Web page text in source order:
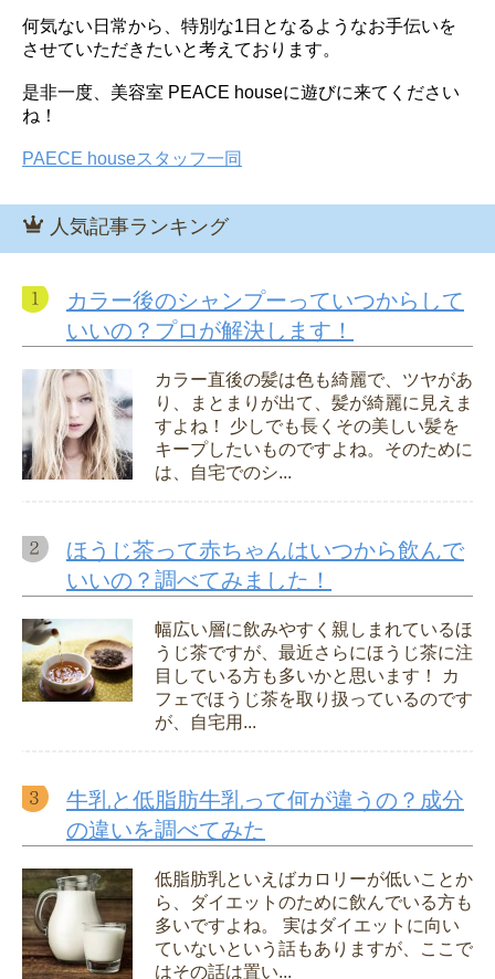
何気ない日常から、特別な1日となるようなお手伝いを
させていただきたいと考えております。
是非一度、美容室 PEACE houseに遊びに来てください
ね！
PAECE houseスタッフ一同
人気記事ランキング
カラー後のシャンプーっていつからして
いいの？プロが解決します！
カラー直後の髪は色も綺麗で、ツヤがあ
り、まとまりが出て、髪が綺麗に見えま
すよね！ 少しでも長くその美しい髪を
キープしたいものですよね。そのために
は、自宅でのシ...
ほうじ茶って赤ちゃんはいつから飲んで
いいの？調べてみました！
幅広い層に飲みやすく親しまれているほ
うじ茶ですが、最近さらにほうじ茶に注
目している方も多いかと思います！ カ
フェでほうじ茶を取り扱っているのです
が、自宅用...
牛乳と低脂肪牛乳って何が違うの？成分
の違いを調べてみた
低脂肪乳といえばカロリーが低いことか
ら、ダイエットのために飲んでいる方も
多いですよね。 実はダイエットに向い
ていないという話もありますが、ここで
はその話は置い...